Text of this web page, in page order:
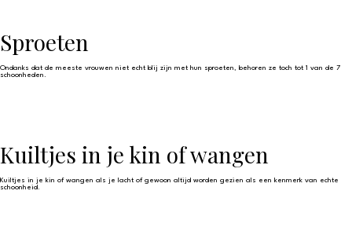
Sproeten
Ondanks dat de meeste vrouwen niet echt blij zijn met hun sproeten, behoren ze toch tot 1 van de 7
schoonheden.
Kuiltjes in je kin of wangen
Kuiltjes in je kin of wangen als je lacht of gewoon altijd worden gezien als een kenmerk van echte
schoonheid.